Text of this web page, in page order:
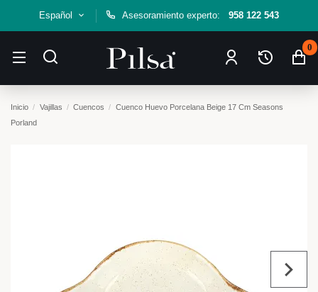
Español Asesoramiento experto: 958 122 543
0
Inicio Vajillas Cuencos
Cuenco Huevo Porcelana Beige 17 Cm Seasons
Porland